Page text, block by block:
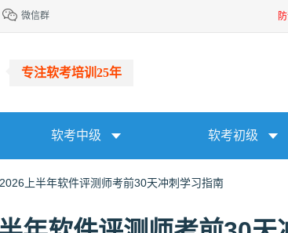
微信群
专注软考培训25年
软考中级 软考初级
上半年软件评测师考前30天冲刺学习指南